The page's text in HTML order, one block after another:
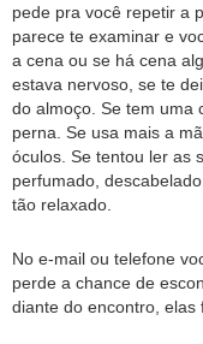
pede pra você repetir a
parece te examinar e
a cena ou se há cena
estava nervoso, se te
do almoço. Se tem uma
perna. Se usa mais a
óculos. Se tentou ler as
perfumado,
tão relaxado.
No e-mail ou telefone
perde a chance de
diante do encontro, elas